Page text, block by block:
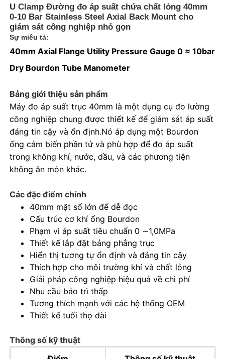
Nhà
Sản phẩm
Về chúng tôi
Tham quan nhà máy
Kiểm soát chất lượng
Liên hệ chúng tôi
Yêu cầu báo giá
đồng hồ đo áp suất thép không gỉ
Máy đo áp suất chống va chạm
Đồng hồ đo nhiệt độ và áp suất
U Clamp Đường đo áp suất chứa chất lỏng 40mm
0-10 Bar Stainless Steel Axial Back Mount cho
giám sát công nghiệp nhỏ gọn
Sự miêu tả:
40mm Axial Flange Utility Pressure Gauge 0 ≈ 10bar
Dry Bourdon Tube Manometer
Bảng giới thiệu sản phẩm
Máy đo áp suất trục 40mm là một dụng cụ đo lường
công nghiệp chung được thiết kế để giám sát áp suất
đáng tin cậy và ổn định.Nó áp dụng một Bourdon
ống cảm biến phần tử và phù hợp để đo áp suất
trong không khí, nước, dầu, và các phương tiện
không ăn mòn khác.
Các đặc điểm chính
40mm mặt số lớn để dễ đọc
Cấu trúc cơ khí ống Bourdon
Phạm vi áp suất tiêu chuẩn 0 ∼1,0MPa
Thiết kế lắp đặt bảng phẳng trục
Hiển thị tương tự ổn định và đáng tin cậy
Thích hợp cho môi trường khí và chất lỏng
Giải pháp công nghiệp hiệu quả về chi phí
Nhu cầu bảo trì thấp
Tương thích mạnh với các hệ thống OEM
Thiết kế tuổi thọ dài
Thông số kỹ thuật